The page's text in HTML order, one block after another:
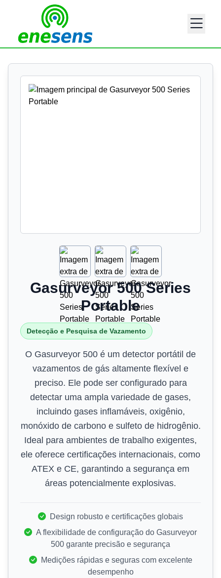
Gasurveyor 500 Series
Portable
Detecção e Pesquisa de Vazamento
O Gasurveyor 500 é um detector portátil de
vazamentos de gás altamente flexível e
preciso. Ele pode ser configurado para
detectar uma ampla variedade de gases,
incluindo gases inflamáveis, oxigênio,
monóxido de carbono e sulfeto de hidrogênio.
Ideal para ambientes de trabalho exigentes,
ele oferece certificações internacionais, como
ATEX e CE, garantindo a segurança em
áreas potencialmente explosivas.
Design robusto e certificações globais
A flexibilidade de configuração do Gasurveyor
500 garante precisão e segurança
Medições rápidas e seguras com excelente
desempenho